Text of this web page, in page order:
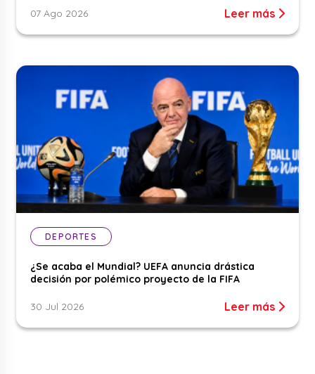
07 Ago 2026 Leer más
DEPORTES
¿Se acaba el Mundial? UEFA anuncia drástica
decisión por polémico proyecto de la FIFA
30 Jul 2026 Leer más